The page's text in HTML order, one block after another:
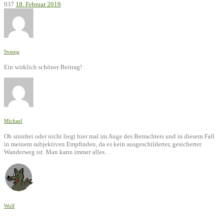
937 18. Februar 2019
Svenja
Ein wirklich schöner Beitrag!
Michael
Ob sinnfrei oder nicht liegt hier mal im Auge des Betrachters und in diesem Fall
in meinem subjektiven Empfinden, da es kein ausgeschilderter, gesicherter
Wanderweg ist. Man kann immer alles…
Wolf